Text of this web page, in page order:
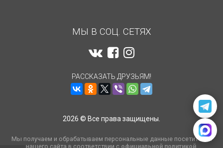
МЫ В СОЦ. СЕТЯХ
РАССКАЗАТЬ ДРУЗЬЯМ!
2026 © Все права защищены.
Мы получаем и обрабатываем персональные данные посетителей
нашего сайта в соответствии с официальной политикой.